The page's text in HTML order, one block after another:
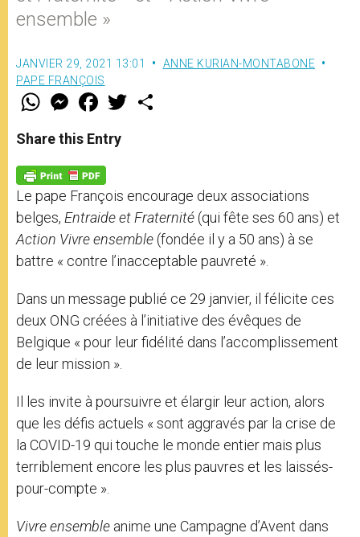
ensemble »
JANVIER 29, 2021 13:01
ANNE KURIAN-MONTABONE
PAPE FRANÇOIS
W
t
s
p
p
M
e
s
e
g
e
r
F
a
e
b
o
k
w
Share this Entry
Le pape François encourage deux associations
belges, Entraide et Fraternité (qui fête ses 60 ans) et
Action Vivre ensemble (fondée il y a 50 ans) à se
battre « contre l’inacceptable pauvreté ».
Dans un message publié ce 29 janvier, il félicite ces
deux ONG créées à l’initiative des évêques de
Belgique « pour leur fidélité dans l’accomplissement
de leur mission ».
Il les invite à poursuivre et élargir leur action, alors
que les défis actuels « sont aggravés par la crise de
la COVID-19 qui touche le monde entier mais plus
terriblement encore les plus pauvres et les laissés-
pour-compte ».
Vivre ensemble anime une Campagne d’Avent dans